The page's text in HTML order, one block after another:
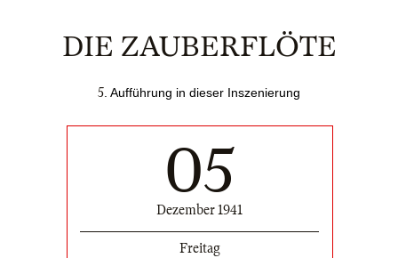
DIE ZAUBERFLÖTE
5 . Aufführung in dieser Inszenierung
05
Dezember 1941
Freitag